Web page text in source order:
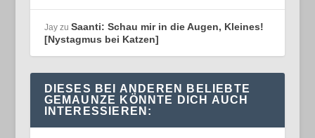
Jayzu Saanti: Schau mir in die Augen, Kleines!
[Nystagmus bei Katzen]
DIESES BEI ANDEREN BELIEBTE
GEMAUNZE KÖNNTE DICH AUCH
INTERESSIEREN: